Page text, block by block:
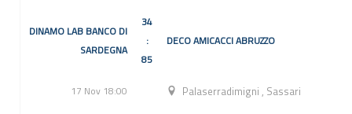
DINAMO LAB BANCO DI
SARDEGNA
34
:
85
DECO AMICACCI ABRUZZO
17 Nov 18:00 Palaserradimigni, Sassari